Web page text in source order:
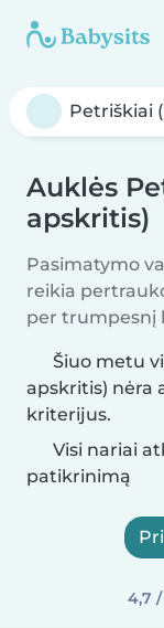
Auklės
apskritis)
Pasimatymo
reikia
per trumpesnį
Šiuo metu
apskritis) nėra
kriterijus.
Visi nariai
patikrinimą
4,7 /